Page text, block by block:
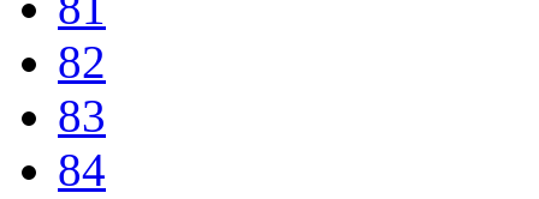
82
83
84